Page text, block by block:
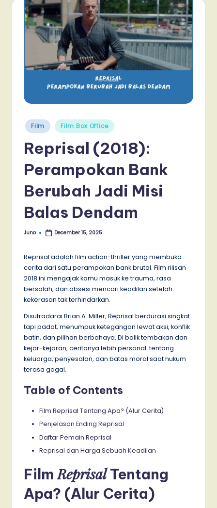
Posted
in
Film Film Box Office
Reprisal (2018):
Perampokan Bank
Berubah Jadi Misi
Balas Dendam
Posted
Juno December 15, 2025
Reprisal adalah film action-thriller yang membuka
cerita dari satu perampokan bank brutal. Film rilisan
2018 ini mengajak kamu masuk ke trauma, rasa
bersalah, dan obsesi mencari keadilan setelah
kekerasan tak terhindarkan.
Disutradarai Brian A. Miller, Reprisal berdurasi singkat
tapi padat, menumpuk ketegangan lewat aksi, konflik
batin, dan pilihan berbahaya. Di balik tembakan dan
kejar-kejaran, ceritanya lebih personal: tentang
keluarga, penyesalan, dan batas moral saat hukum
terasa gagal.
Table of Contents
Film Reprisal Tentang Apa? (Alur Cerita)
Penjelasan Ending Reprisal
Daftar Pemain Reprisal
Reprisal dan Harga Sebuah Keadilan
FilmReprisalTentang
Apa? (Alur Cerita)